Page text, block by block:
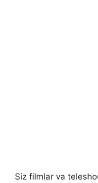
Siz filmlar va